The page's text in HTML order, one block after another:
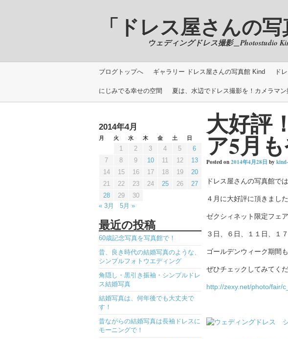
「ドレス屋さんの
ウェディングドレス撮影＿Photostudio
ブログトップへ ギャラリー ドレス屋さんの写真館 Kind ド
にじみでる幸せの空間 夏は、水辺でドレス撮影を！カメラマ
2014年4月
月 火 水 木 金 土 日
1 2 3 4 5
6
7
8 9 10 11 12
13
14
15 16 17 18 19
20
21
22 23 24 25 26
27
28
29
30
« 3月
5月 »
最近の投稿
60歳記念写真を写真館で！
昔、良き時代の結婚写真のような、
シンプルフォトウエディング
角隠し・黒引き振袖・シンプルドレ
ス結婚写真
結婚写真は、何年後でも大丈夫で
す！
昔ながらの結婚写真は長袖ドレスに
モーニングで！
大好評
ア5月
Posted on2014年4月28日 by
ドレス屋さんの写真館では
４月に大好評に頂きました
ゼクシィネット限定フェ
３日、６日、１１日、１
ゴールデンウィーク期間
ぜひチェックしてみてくだ
http://zexy.net/photo/fair/